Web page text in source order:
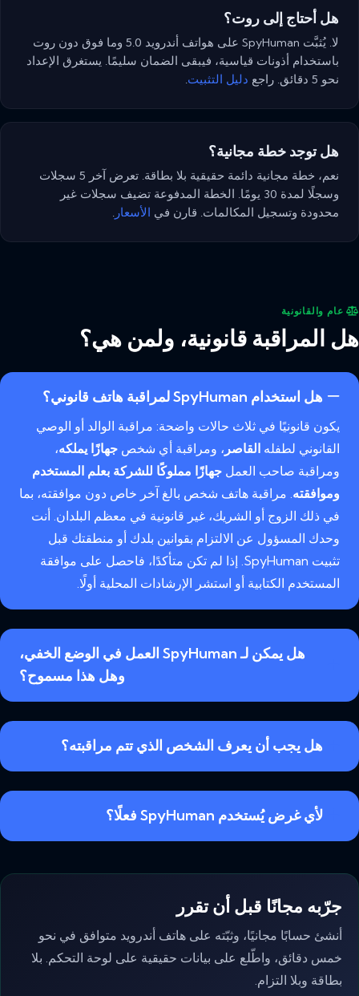
هل أحتاج إلى روت؟
لا. يُثبَّت SpyHuman على هواتف أندرويد 5.0 وما فوق دون روت
باستخدام أذونات قياسية، فيبقى الضمان سليمًا. يستغرق الإعداد
نحو 5 دقائق. راجع
دليل التثبيت
هل توجد خطة مجانية؟
نعم، خطة مجانية دائمة حقيقية بلا بطاقة. تعرض آخر 5 سجلات
وسجلًا لمدة 30 يومًا. الخطة المدفوعة تضيف سجلات غير
محدودة وتسجيل المكالمات. قارن في الأسعار
عام والقانونية
هل المراقبة قانونية، ولمن هي؟
هل استخدام SpyHuman لمراقبة هاتف قانوني؟
يكون قانونيًا في ثلاث حالات واضحة: مراقبة الوالد أو الوصي
القانوني لطفله القاصر ، ومراقبة أي شخص جهازًا يملكه،
ومراقبة صاحب العمل جهازًا مملوكًا للشركة بعلم المستخدم
وموافقته. مراقبة هاتف شخص بالغ آخر خاص دون موافقته، بما
في ذلك الزوج أو الشريك، غير قانونية في معظم البلدان. أنت
وحدك المسؤول عن الالتزام بقوانين بلدك أو منطقتك قبل
تثبيت SpyHuman. إذا لم تكن متأكدًا، فاحصل على موافقة
المستخدم الكتابية أو استشر الإرشادات المحلية أولًا.
هل يمكن لـ SpyHuman العمل في الوضع الخفي،
وهل هذا مسموح؟
هل يجب أن يعرف الشخص الذي تتم مراقبته؟
لأي غرض يُستخدم SpyHuman فعلًا؟
جرّبه مجانًا قبل أن تقرر
أنشئ حسابًا مجانيًا، وثبّته على هاتف أندرويد متوافق في نحو
خمس دقائق، واطّلع على بيانات حقيقية على لوحة التحكم. بلا
بطاقة وبلا التزام.